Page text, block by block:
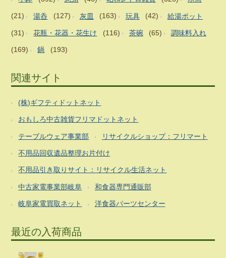
(21) 湯呑 (127) 灰皿 (163) 玩具 (42) 給湯ポット
(31) 花瓶・花器・花生け (116) 茶碗 (65) 調味料入れ
(169) 鍋 (193)
関連サイト
(株)ギフティドットネット
おもしろ中古雑貨フリマドットネット
テーブルウェア事業部 リサイクルショップ：フリマート
不用品回収遺品整理お片付け
不用品引き取りサイト：リサイクル生活ネット
中古家電事業部岐阜 和食器専門通販部
岐阜家電買取ネット 洋食器パーツセンター
最近の入荷商品